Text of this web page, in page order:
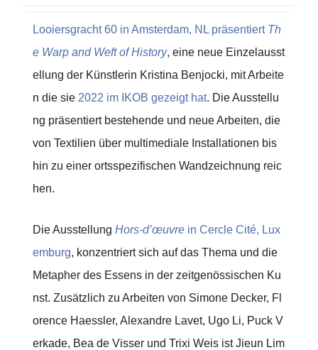
Looiersgracht 60 in Amsterdam, NL präsentiert Th
e Warp and Weft of History, eine neue Einzelausst
ellung der Künstlerin Kristina Benjocki, mit Arbeite
n die sie 2022 im IKOB gezeigt hat. Die Ausstellu
ng präsentiert bestehende und neue Arbeiten, die
von Textilien über multimediale Installationen bis
hin zu einer ortsspezifischen Wandzeichnung reic
hen.
Die Ausstellung Hors-d’œuvre in Cercle Cité, Lux
emburg, konzentriert sich auf das Thema und die
Metapher des Essens in der zeitgenössischen Ku
nst. Zusätzlich zu Arbeiten von Simone Decker, Fl
orence Haessler, Alexandre Lavet, Ugo Li, Puck V
erkade, Bea de Visser und Trixi Weis ist Jieun Lim